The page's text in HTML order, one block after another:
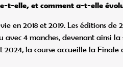
t-elle, et comment a-t-elle
en 2018 et 2019. Les éditions
4 manches, devenant ainsi
la course accueille la Finale